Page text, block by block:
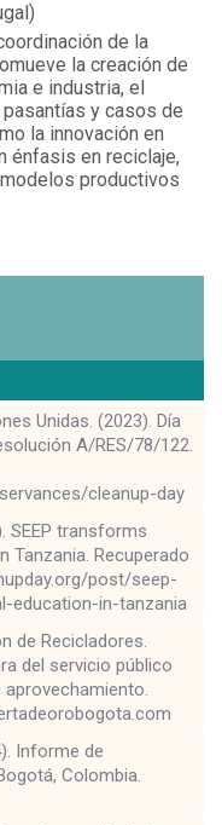
de la
la creación de
e industria, el
y casos de
la innovación en
énfasis en reciclaje,
productivos
Unidas. (2023). Día
A/RES/78/122.
cleanup-day
SEEP transforms
Tanzania. Recuperado
post/seep-
education-in-tanzania
de Recicladores.
del servicio público
Informe de
Colombia.